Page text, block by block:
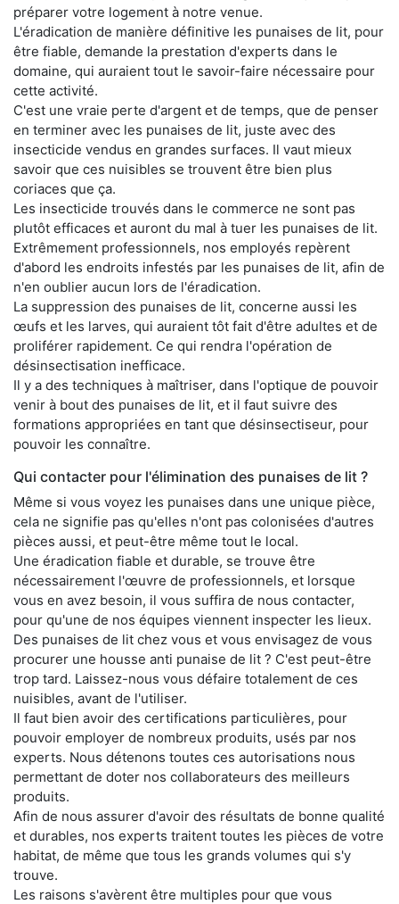
préparer votre logement à notre venue.
L'éradication de manière définitive les punaises de lit, pour
être fiable, demande la prestation d'experts dans le
domaine, qui auraient tout le savoir-faire nécessaire pour
cette activité.
C'est une vraie perte d'argent et de temps, que de penser
en terminer avec les punaises de lit, juste avec des
insecticide vendus en grandes surfaces. Il vaut mieux
savoir que ces nuisibles se trouvent être bien plus
coriaces que ça.
Les insecticide trouvés dans le commerce ne sont pas
plutôt efficaces et auront du mal à tuer les punaises de lit.
Extrêmement professionnels, nos employés repèrent
d'abord les endroits infestés par les punaises de lit, afin de
n'en oublier aucun lors de l'éradication.
La suppression des punaises de lit, concerne aussi les
œufs et les larves, qui auraient tôt fait d'être adultes et de
proliférer rapidement. Ce qui rendra l'opération de
désinsectisation inefficace.
Il y a des techniques à maîtriser, dans l'optique de pouvoir
venir à bout des punaises de lit, et il faut suivre des
formations appropriées en tant que désinsectiseur, pour
pouvoir les connaître.
Qui contacter pour l'élimination des punaises de lit ?
Même si vous voyez les punaises dans une unique pièce,
cela ne signifie pas qu'elles n'ont pas colonisées d'autres
pièces aussi, et peut-être même tout le local.
Une éradication fiable et durable, se trouve être
nécessairement l'œuvre de professionnels, et lorsque
vous en avez besoin, il vous suffira de nous contacter,
pour qu'une de nos équipes viennent inspecter les lieux.
Des punaises de lit chez vous et vous envisagez de vous
procurer une housse anti punaise de lit ? C'est peut-être
trop tard. Laissez-nous vous défaire totalement de ces
nuisibles, avant de l'utiliser.
Il faut bien avoir des certifications particulières, pour
pouvoir employer de nombreux produits, usés par nos
experts. Nous détenons toutes ces autorisations nous
permettant de doter nos collaborateurs des meilleurs
produits.
Afin de nous assurer d'avoir des résultats de bonne qualité
et durables, nos experts traitent toutes les pièces de votre
habitat, de même que tous les grands volumes qui s'y
trouve.
Les raisons s'avèrent être multiples pour que vous